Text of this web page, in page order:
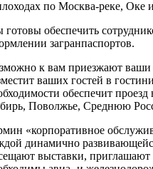
по Москва-реке, Оке
обеспечить
загранпаспортов.
к вам приезжают ваши
ваших гостей в
обеспечит
Поволжье, Среднюю
«корпоративное
динамично
выставки, приглашают